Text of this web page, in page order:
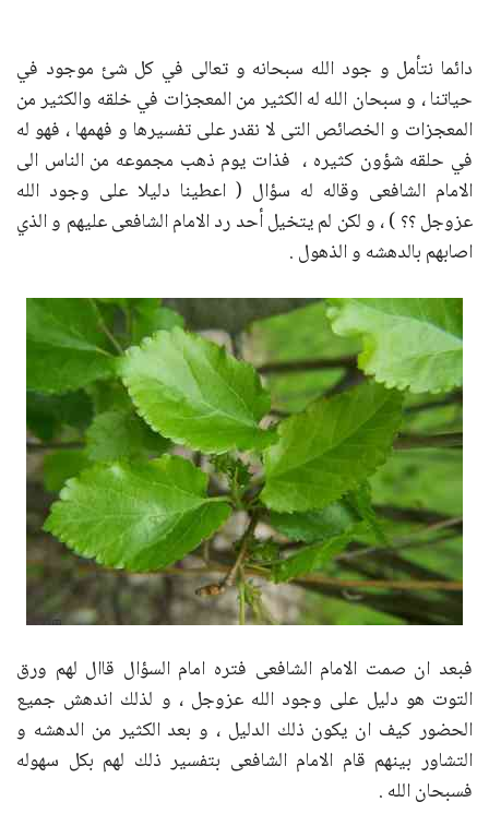
دائما نتأمل و جود الله سبحانه و تعالى في كل شئ موجود في
حياتنا ، و سبحان الله له الكثير من المعجزات في خلقه والكثير من
المعجزات و الخصائص التى لا نقدر على تفسيرها و فهمها ، فهو له
في حلقه شؤون كثيره ، فذات يوم ذهب مجموعه من الناس الى
الامام الشافعى وقاله له سؤال ( اعطينا دليلا على وجود الله
عزوجل ؟؟ ) ، و لكن لم يتخيل أحد رد الامام الشافعى عليهم و الذي
اصابهم بالدهشه و الذهول .
فبعد ان صمت الامام الشافعى فتره امام السؤال قاال لهم ورق
التوت هو دليل على وجود الله عزوجل ، و لذلك اندهش جميع
الحضور كيف ان يكون ذلك الدليل ، و بعد الكثير من الدهشه و
التشاور بينهم قام الامام الشافعى بتفسير ذلك لهم بكل سهوله
فسبحان الله .